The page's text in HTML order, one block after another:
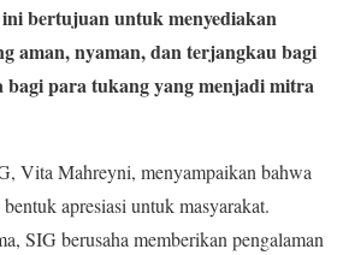
bertujuan untuk menyediakan
aman, nyaman, dan terjangkau bagi
bagi para tukang yang menjadi mitra
Vita Mahreyni, menyampaikan bahwa
apresiasi untuk masyarakat.
SIG berusaha memberikan pengalaman